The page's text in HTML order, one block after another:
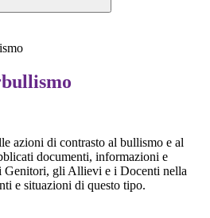
azioni di contrasto al bullismo e al
documenti, informazioni e
Genitori, gli Allievi e i Docenti nella
e situazioni di questo tipo.